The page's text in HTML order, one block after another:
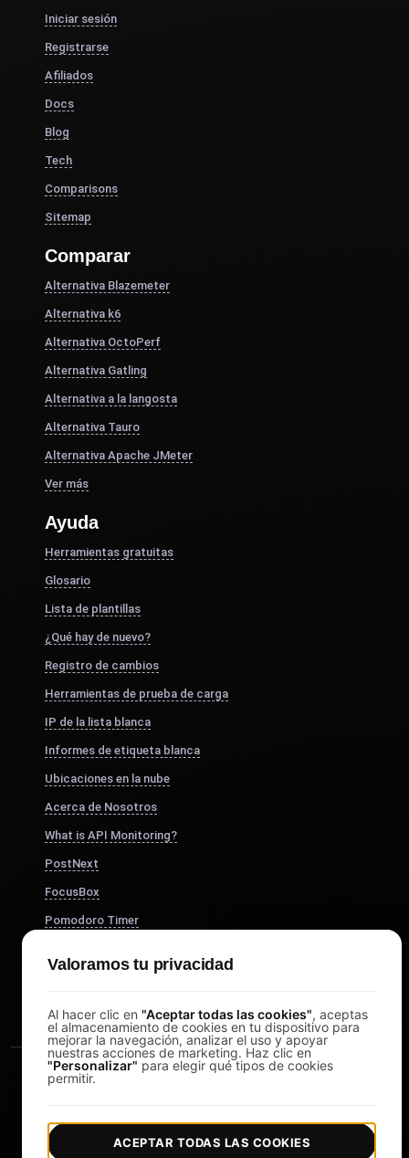
Iniciar sesión
Registrarse
Afiliados
Docs
Blog
Tech
Comparisons
Sitemap
Comparar
Alternativa Blazemeter
Alternativa k6
Alternativa OctoPerf
Alternativa Gatling
Alternativa a la langosta
Alternativa Tauro
Alternativa Apache JMeter
Ver más
Ayuda
Herramientas gratuitas
Glosario
Lista de plantillas
¿Qué hay de nuevo?
Registro de cambios
Herramientas de prueba de carga
IP de la lista blanca
Informes de etiqueta blanca
Ubicaciones en la nube
Acerca de Nosotros
What is API Monitoring?
PostNext
FocusBox
Pomodoro Timer
Valoramos tu privacidad
Al hacer clic en "Aceptar todas las cookies", aceptas
el almacenamiento de cookies en tu dispositivo para
mejorar la navegación, analizar el uso y apoyar
nuestras acciones de marketing. Haz clic en
"Personalizar" para elegir qué tipos de cookies
permitir.
ACEPTAR TODAS LAS COOKIES